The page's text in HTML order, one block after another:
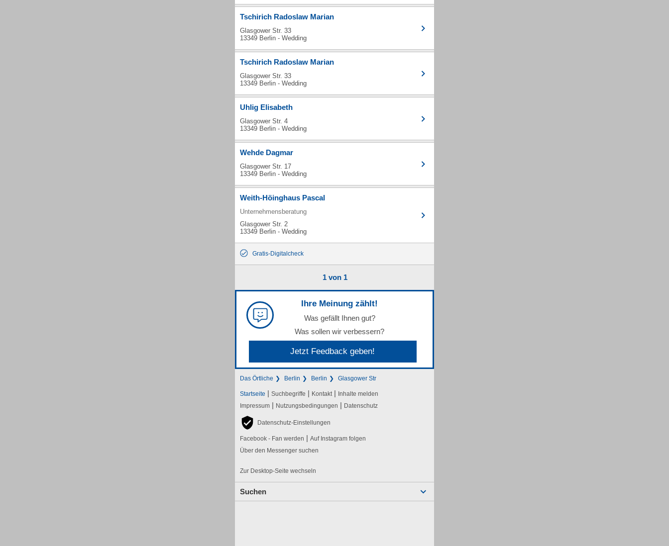
Tschirich Radoslaw Marian
Glasgower Str. 33
13349 Berlin - Wedding
Tschirich Radoslaw Marian
Glasgower Str. 33
13349 Berlin - Wedding
Uhlig Elisabeth
Glasgower Str. 4
13349 Berlin - Wedding
Wehde Dagmar
Glasgower Str. 17
13349 Berlin - Wedding
Weith-Höinghaus Pascal
Unternehmensberatung
Glasgower Str. 2
13349 Berlin - Wedding
Gratis-Digitalcheck
1 von 1
Ihre Meinung zählt!
Was gefällt Ihnen gut?
Was sollen wir verbessern?
Jetzt Feedback geben!
Das Örtliche Berlin Berlin Glasgower Str
Startseite | Suchbegriffe | Kontakt | Inhalte melden
Impressum | Nutzungsbedingungen | Datenschutz
Datenschutz-Einstellungen
Facebook - Fan werden | Auf Instagram folgen
Über den Messenger suchen
Zur Desktop-Seite wechseln
Suchen